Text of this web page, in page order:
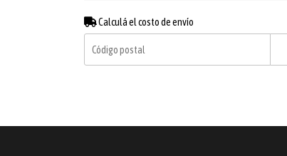
Calculá el costo de envío